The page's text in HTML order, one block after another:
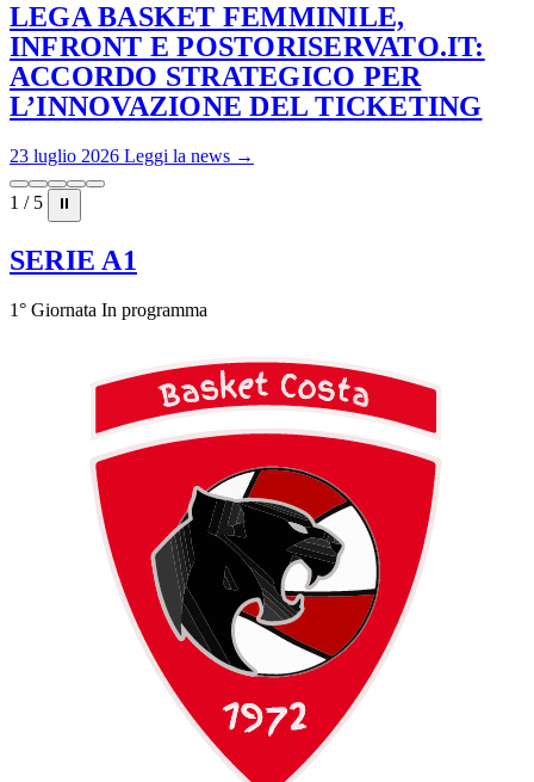
LEGA BASKET FEMMINILE,
INFRONT E POSTORISERVATO.IT:
ACCORDO STRATEGICO PER
L’INNOVAZIONE DEL TICKETING
23 luglio 2026 Leggi la news →
1 / 5 ⏸
SERIE A1
1° Giornata In programma